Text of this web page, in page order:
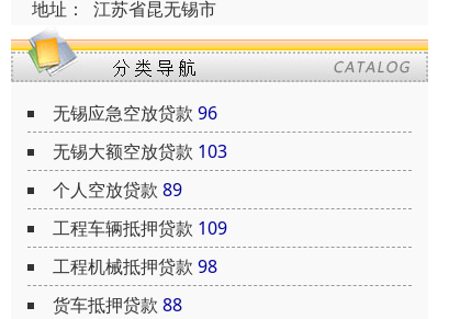
地址： 江苏省昆无锡市
无锡应急空放贷款 96
无锡大额空放贷款 103
个人空放贷款 89
工程车辆抵押贷款 109
工程机械抵押贷款 98
货车抵押贷款 88